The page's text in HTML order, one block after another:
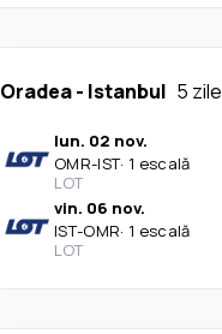
Oradea- Istanbul 5 zile
lun. 02 nov.
OMR-IST· 1 escală
LOT
vin. 06 nov.
IST-OMR· 1 escală
LOT